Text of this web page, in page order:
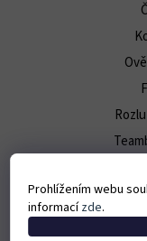
Prohlížením webu
informacízde.